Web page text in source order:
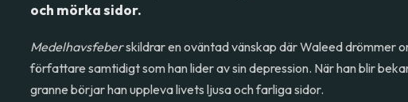
och mörka sidor.
Medelhavsfeberskildrar en oväntad vänskap där Waleed drömmer
författare samtidigt som han lider av sin depression. När han blir
granne börjar han uppleva livets ljusa och farliga sidor.